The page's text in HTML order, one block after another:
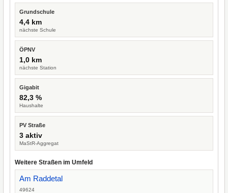
Grundschule
4,4 km
nächste Schule
ÖPNV
1,0 km
nächste Station
Gigabit
82,3 %
Haushalte
PV Straße
3 aktiv
MaStR-Aggregat
Weitere Straßen im Umfeld
Am Raddetal
49624